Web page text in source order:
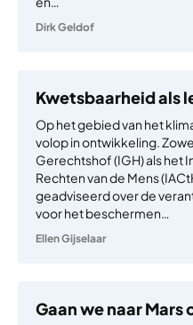
Dirk Geldof
Kwetsbaarheid als
Op het gebied van het
volop in ontwikkeling.
Gerechtshof (IGH) als het
Rechten van de Mens
geadviseerd over de
voor het beschermen…
Ellen Gijselaar
Gaan we naar Mars